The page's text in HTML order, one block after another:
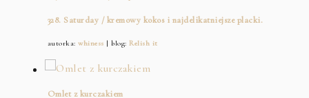
328. Saturday / kremowy kokos i najdelikatniejsze placki.
autorka:whiness | blog:Relish it
Omlet z kurczakiem